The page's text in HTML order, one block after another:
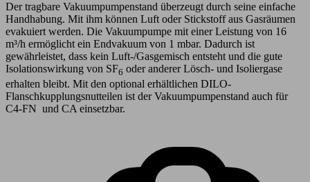
Der tragbare Vakuumpumpenstand überzeugt durch seine einfache
Handhabung. Mit ihm können Luft oder Stickstoff aus Gasräumen
evakuiert werden. Die Vakuumpumpe mit einer Leistung von 16
m³/h ermöglicht ein Endvakuum von 1 mbar. Dadurch ist
gewährleistet, dass kein Luft-/Gasgemisch entsteht und die gute
Isolationswirkung von SF6 oder anderer Lösch- und Isoliergase
erhalten bleibt. Mit den optional erhältlichen DILO-
Flanschkupplungsnutteilen ist der Vakuumpumpenstand auch für
C4-FN und CA einsetzbar.